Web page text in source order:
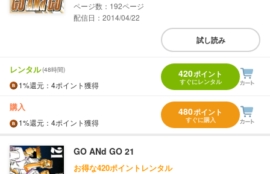
192
配信日：2014/04/22
試し読み
レンタル(48時間)
1%還元 ：4ポイント獲得
420ポイント
すぐにレンタル
購入
1%還元 ：4ポイント獲得
480ポイント
すぐに購入
GO ANd GO 21
お得な420ポイントレンタル